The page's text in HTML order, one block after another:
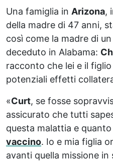
Una famiglia in Arizona,
della madre di 47 anni,
così come la madre di
deceduto in Alabama:
racconto che lei e il
potenziali effetti
«Curt, se fosse
assicurato che tutti
questa malattia e
vaccino. Io e mia figlia
avanti quella missione in